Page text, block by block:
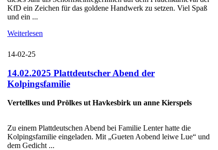
KfD ein Zeichen für das goldene Handwerk zu setzen. Viel Spaß
und ein ...
Weiterlesen
14-02-25
14.02.2025 Plattdeutscher Abend der
Kolpingsfamilie
Vertellkes und Prölkes ut Havkesbirk un anne Kierspels
Zu einem Plattdeutschen Abend bei Familie Lenter hatte die
Kolpingsfamilie eingeladen. Mit „Gueten Aobend leiwe Lue“ und
dem Gedicht ...